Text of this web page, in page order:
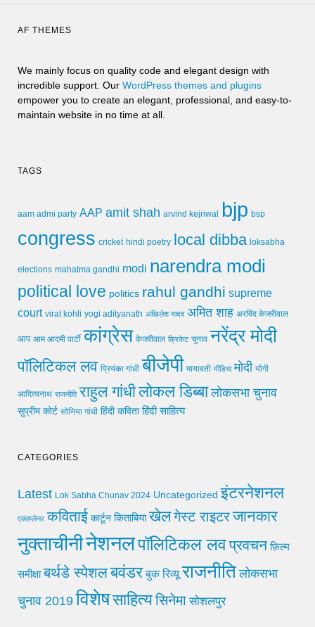
AF THEMES
We mainly focus on quality code and elegant design with
incredible support. Our WordPress themes and plugins
empower you to create an elegant, professional, and easy-to-
maintain website in no time at all.
TAGS
aam admi party AAP amit shah arvind kejriwal bjp bsp
congress cricket hindi poetry local dibba loksabha
elections mahatma gandhi modi narendra modi
political love politics rahul gandhi supreme
court virat kohli yogi adityanath अखिलेश यादव अमित शाह अरविंद केजरीवाल
आप आम आदमी पार्टी कांग्रेस केजरीवाल क्रिकेट चुनाव नरेंद्र मोदी
पॉलिटिकल लव प्रियंका गांधी बीजेपी मायावती मीडिया मोदी योगी
आदित्यनाथ राजनीति राहुल गांधीलोकल डिब्बा लोकसभा चुनाव
सुप्रीम कोर्ट सोनिया गांधी हिंदी कविता हिंदी साहित्य
CATEGORIES
Latest Lok Sabha Chunav 2024 Uncategorized इंटरनेशनल
एक्सप्लेनर कविताई कार्टून किताबिया खेलगेस्ट राइटरजानकार
नुक्ताचीनीनेशनलपॉलिटिकल लवप्रवचन फ़िल्म
समीक्षा बर्थडे स्पेशलबवंडर बुक रिव्यू राजनीति लोकसभा
चुनाव 2019 विशेषसाहित्यसिनेमा सोशलपुर